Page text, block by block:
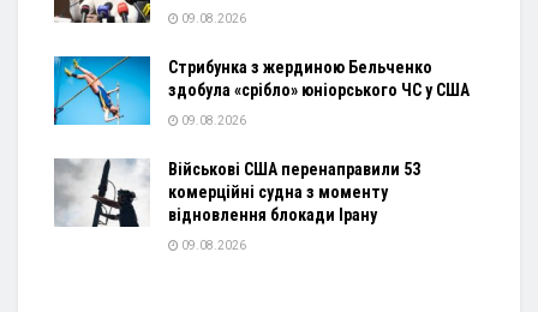
09.08.2026
Стрибунка з жердиною Бельченко
здобула «срібло» юніорського ЧС у США
09.08.2026
Військові США перенаправили 53
комерційні судна з моменту
відновлення блокади Ірану
09.08.2026